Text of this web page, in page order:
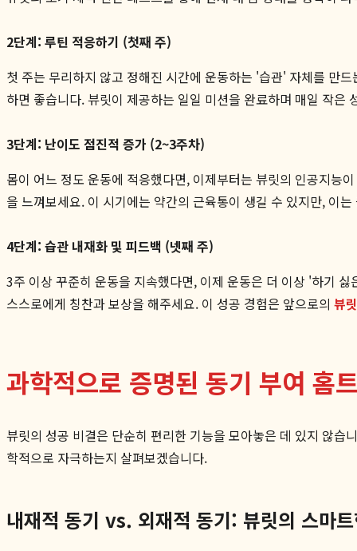
2단계: 루틴 적응하기 (첫째 주)
첫 주는 무리하지 않고 정해진 시간에 운동하는 '습관' 자체를 만
하면 좋습니다. 뷰릿이 제공하는 일일 미션을 완료하며 매일 작은
3단계: 난이도 점진적 증가 (2~3주차)
몸이 어느 정도 운동에 적응했다면, 이제부터는 뷰릿의 인공지능
을 느껴보세요. 이 시기에는 약간의 근육통이 생길 수 있지만, 이
4단계: 습관 내재화 및 피드백 (넷째 주)
3주 이상 꾸준히 운동을 지속했다면, 이제 운동은 더 이상 '하기
스스로에게 칭찬과 보상을 해주세요. 이 성공 경험은 앞으로의 뷰
과학적으로 증명된 동기 부여 홈
뷰릿의 성공 비결은 단순히 편리한 기능을 모아놓은 데 있지 않
학적으로 자극하는지 살펴보겠습니다.
내재적 동기 vs. 외재적 동기: 뷰릿의 스마